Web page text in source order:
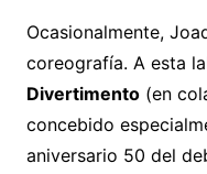
Ocasionalmente,
coreografía. A esta
Divertimento(en
concebido
aniversario 50 del